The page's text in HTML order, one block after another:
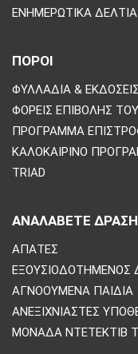
ΕΝΗΜΕΡΩΤΙΚΆ ΔΕΛΤΊΑ
ΠΟΡΟΙ
ΦΥΛΛΆΔΙΑ & ΕΚΔΌΣΕΙΣ
ΦΟΡΕΊΣ ΕΠΙΒΟΛΉΣ
ΠΡΌΓΡΑΜΜΑ
ΚΑΛΟΚΑΙΡΙΝΌ
TRIAD
ΑΝΑΛΆΒΕΤΕ ΔΡΆΣΗ
ΑΠΆΤΕΣ
ΕΞΟΥΣΙΟΔΟΤΗΜΈΝΟΣ
ΑΓΝΟΟΎΜΕΝΑ ΠΑΙΔΙΆ
ΑΝΕΞΙΧΝΊΑΣΤΕΣ
ΜΟΝΆΔΑ ΝΤΕΤΈΚΤΙΒ